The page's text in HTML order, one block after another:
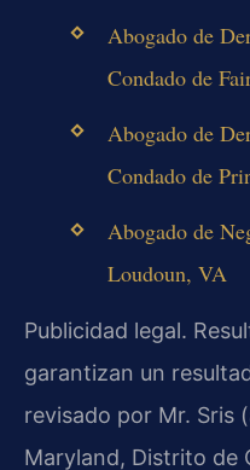
Abogado de
Condado de
Abogado de
Condado de
Abogado de
Loudoun, VA
Publicidad legal.
garantizan un
revisado por Mr. Sris
Maryland, Distrito de